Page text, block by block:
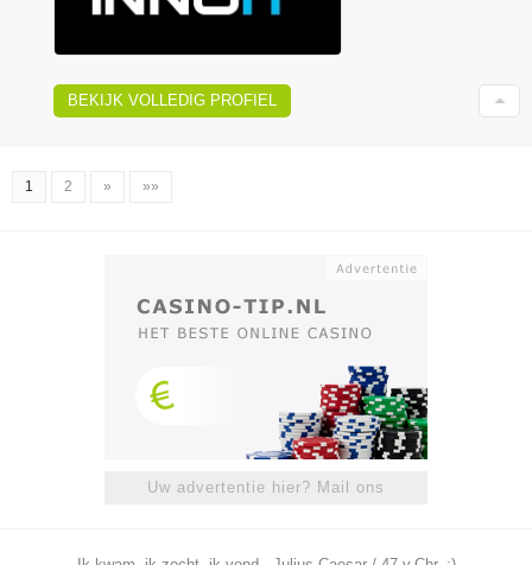
BEKIJK VOLLEDIG PROFIEL
1 2 » »»
Uw advertentie hier? Mail ons